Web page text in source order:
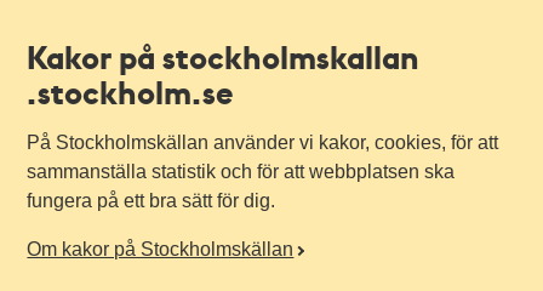
Kakor på stockholmskallan
.stockholm.se
På Stockholmskällan använder vi kakor, cookies, för att
sammanställa statistik och för att webbplatsen ska
fungera på ett bra sätt för dig.
Om kakor på Stockholmskällan